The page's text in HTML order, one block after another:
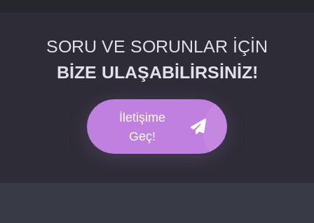
SORU VE SORUNLAR İÇİN
BİZE ULAŞABİLİRSİNİZ!
İletişime
Geç!